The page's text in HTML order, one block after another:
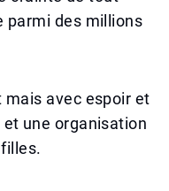
parmi des millions
avec espoir et
une organisation